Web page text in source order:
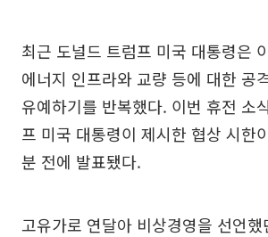
최근 도널드 트럼프 미국 대통령은
에너지 인프라와 교량 등에 대한 공
유예하기를 반복했다. 이번 휴전 소
프 미국 대통령이 제시한 협상 시한
분 전에 발표됐다.
고유가로 연달아 비상경영을 선언